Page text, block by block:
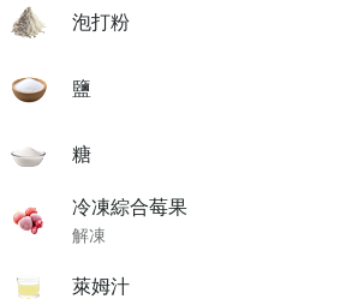
泡打粉
鹽
糖
冷凍綜合莓果
解凍
萊姆汁